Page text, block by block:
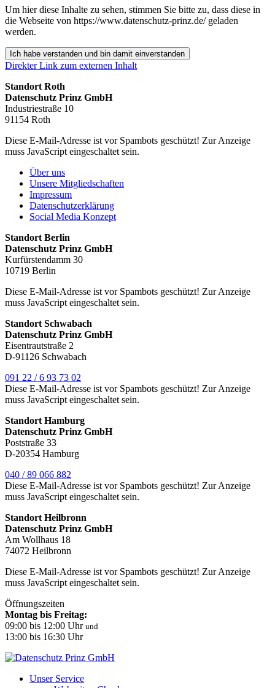
Um hier diese Inhalte zu sehen, stimmen Sie bitte zu, dass diese in
die Webseite von https://www.datenschutz-prinz.de/ geladen
werden.
Ich habe verstanden und bin damit einverstanden
Direkter Link zum externen Inhalt
Standort Roth
Datenschutz Prinz GmbH
Industriestraße 10
91154 Roth
Diese E-Mail-Adresse ist vor Spambots geschützt! Zur Anzeige
muss JavaScript eingeschaltet sein.
Über uns
Unsere Mitgliedschaften
Impressum
Datenschutzerklärung
Social Media Konzept
Standort Berlin
Datenschutz Prinz GmbH
Kurfürstendamm 30
10719 Berlin
Diese E-Mail-Adresse ist vor Spambots geschützt! Zur Anzeige
muss JavaScript eingeschaltet sein.
Standort Schwabach
Datenschutz Prinz GmbH
Eisentrautstraße 2
D-91126 Schwabach
091 22 / 6 93 73 02
Diese E-Mail-Adresse ist vor Spambots geschützt! Zur Anzeige
muss JavaScript eingeschaltet sein.
Standort Hamburg
Datenschutz Prinz GmbH
Poststraße 33
D-20354 Hamburg
040 / 89 066 882
Diese E-Mail-Adresse ist vor Spambots geschützt! Zur Anzeige
muss JavaScript eingeschaltet sein.
Standort Heilbronn
Datenschutz Prinz GmbH
Am Wollhaus 18
74072 Heilbronn
Diese E-Mail-Adresse ist vor Spambots geschützt! Zur Anzeige
muss JavaScript eingeschaltet sein.
Öffnungszeiten
Montag bis Freitag:
09:00 bis 12:00 Uhr und
13:00 bis 16:30 Uhr
Unser Service